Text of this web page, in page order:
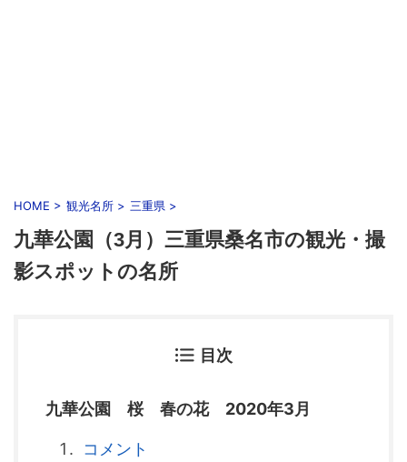
HOME > 観光名所 > 三重県 >
九華公園（3月）三重県桑名市の観光・撮
影スポットの名所
目次
九華公園 桜 春の花 2020年3月
コメント